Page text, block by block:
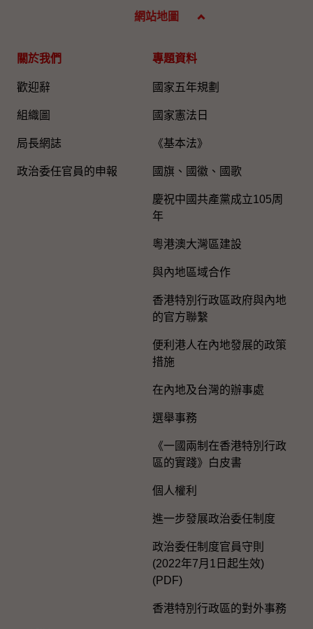
網站地圖
關於我們
歡迎辭
組織圖​
局長網誌
政治委任官員的申報
專題資料
國家五年規劃
國家憲法日
《基本法》
國旗、國徽、國歌
慶祝中國共產黨成立105周
年
粵港澳大灣區建設
與內地區域合作
香港特別行政區政府與內地
的官方聯繫
便利港人在內地發展的政策
措施
在內地及台灣的辦事處
選舉事務
《一國兩制在香港特別行政
區的實踐》白皮書
個人權利
進一步發展政治委任制度
政治委任制度官員守則
(2022年7月1日起生效)
(PDF)
香港特別行政區的對外事務